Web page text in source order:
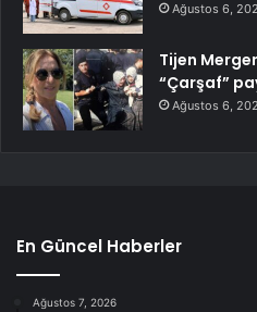
Ağustos 6,
Tijen
“Çarşaf”
Ağustos 6,
En Güncel Haberler
Ağustos 7, 2026